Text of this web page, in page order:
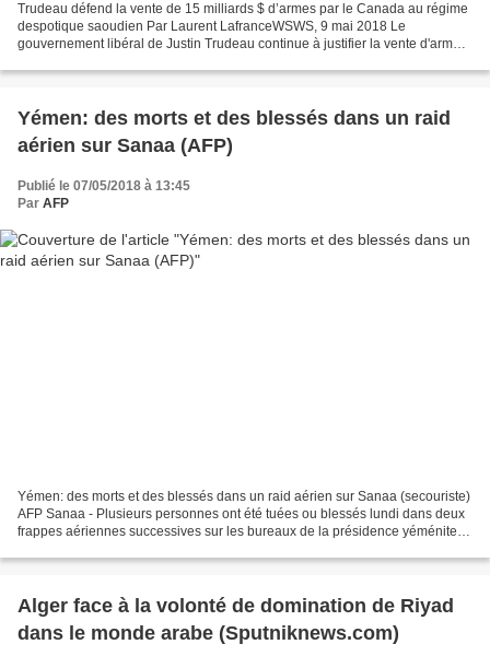
Trudeau défend la vente de 15 milliards $ d’armes par le Canada au régime
despotique saoudien Par Laurent LafranceWSWS, 9 mai 2018 Le
gouvernement libéral de Justin Trudeau continue à justifier la vente d'armes
Yémen: des morts et des blessés dans un raid
aérien sur Sanaa (AFP)
Publié le 07/05/2018 à 13:45
Par AFP
Yémen: des morts et des blessés dans un raid aérien sur Sanaa (secouriste)
AFP Sanaa - Plusieurs personnes ont été tuées ou blessés lundi dans deux
frappes aériennes successives sur les bureaux de la présidence yéménite,
Alger face à la volonté de domination de Riyad
dans le monde arabe (Sputniknews.com)